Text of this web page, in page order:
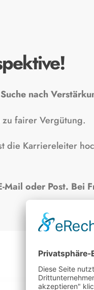
nach
fairer Vergütung.
die Karriereleiter
oder Post. Bei